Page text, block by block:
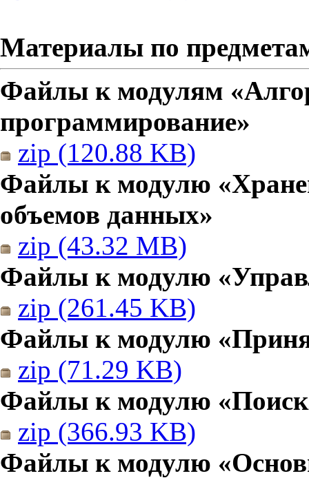
Материалы по
Файлы к модулям
программирование»
zip (120.88 KB)
Файлы к модулю
объемов данных»
zip (43.32 MB)
Файлы к модулю
zip (261.45 KB)
Файлы к модулю
zip (71.29 KB)
Файлы к модулю
zip (366.93 KB)
Файлы к модулю